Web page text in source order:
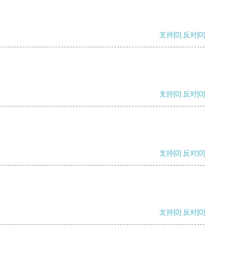
支持[0] 反对[0]
支持[0] 反对[0]
支持[0] 反对[0]
支持[0] 反对[0]